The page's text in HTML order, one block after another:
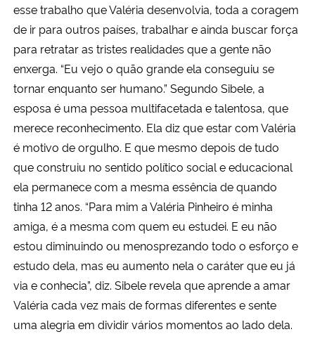
esse trabalho que Valéria desenvolvia, toda a coragem
de ir para outros países, trabalhar e ainda buscar força
para retratar as tristes realidades que a gente não
enxerga. “Eu vejo o quão grande ela conseguiu se
tornar enquanto ser humano.” Segundo Sibele, a
esposa é uma pessoa multifacetada e talentosa, que
merece reconhecimento. Ela diz que estar com Valéria
é motivo de orgulho. E que mesmo depois de tudo
que construiu no sentido político social e educacional
ela permanece com a mesma essência de quando
tinha 12 anos. “Para mim a Valéria Pinheiro é minha
amiga, é a mesma com quem eu estudei. E eu não
estou diminuindo ou menosprezando todo o esforço e
estudo dela, mas eu aumento nela o caráter que eu já
via e conhecia”, diz. Sibele revela que aprende a amar
Valéria cada vez mais de formas diferentes e sente
uma alegria em dividir vários momentos ao lado dela.